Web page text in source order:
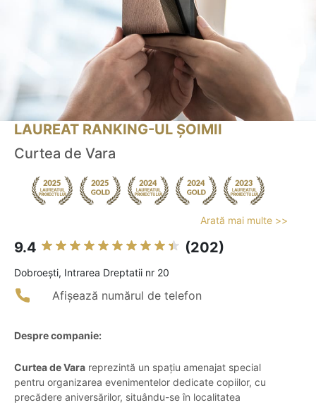
LAUREAT RANKING-UL ȘOIMII
Curtea de Vara
Arată mai multe >>
9.4 (202)
Dobroeşti, Intrarea Dreptatii nr 20
Afișează numărul de telefon
Despre companie:
Curtea de Vara reprezintă un spațiu amenajat special
pentru organizarea evenimentelor dedicate copiilor, cu
precădere aniversărilor, situându-se în localitatea